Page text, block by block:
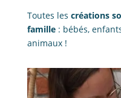
Toutes les créations
famille: bébés,
animaux !